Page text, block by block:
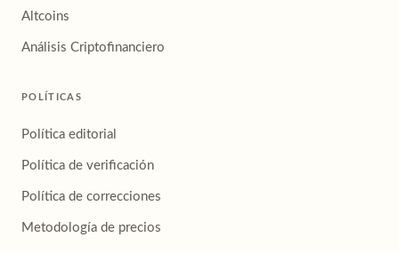
Altcoins
Análisis Criptofinanciero
POLÍTICAS
Política editorial
Política de verificación
Política de correcciones
Metodología de precios